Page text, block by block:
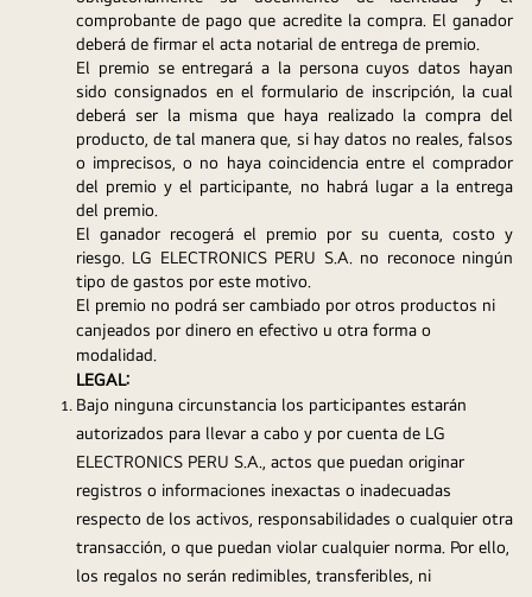
comprobante de pago que acredite la compra. El ganador
deberá de firmar el acta notarial de entrega de premio.
El premio se entregará a la persona cuyos datos hayan
sido consignados en el formulario de inscripción, la cual
deberá ser la misma que haya realizado la compra del
producto, de tal manera que, si hay datos no reales, falsos
o imprecisos, o no haya coincidencia entre el comprador
del premio y el participante, no habrá lugar a la entrega
del premio.
El ganador recogerá el premio por su cuenta, costo y
riesgo. LG ELECTRONICS PERU S.A. no reconoce ningún
tipo de gastos por este motivo.
El premio no podrá ser cambiado por otros productos ni
canjeados por dinero en efectivo u otra forma o
modalidad.
LEGAL:
Bajo ninguna circunstancia los participantes estarán
autorizados para llevar a cabo y por cuenta de LG
ELECTRONICS PERU S.A., actos que puedan originar
registros o informaciones inexactas o inadecuadas
respecto de los activos, responsabilidades o cualquier otra
transacción, o que puedan violar cualquier norma. Por ello,
los regalos no serán redimibles, transferibles, ni